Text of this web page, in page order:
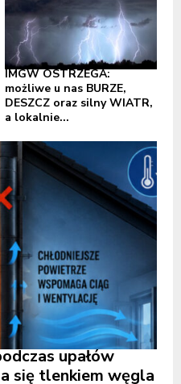
IMGW OSTRZEGA:
możliwe u nas BURZE,
DESZCZ oraz silny WIATR,
a lokalnie...
upałów
się tlenkiem węgla